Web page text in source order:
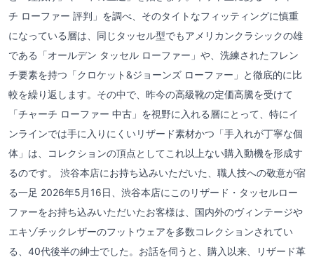
チ ローファー 評判」を調べ、そのタイトなフィッティングに慎重
になっている層は、同じタッセル型でもアメリカンクラシックの雄
である「オールデン タッセル ローファー」や、洗練されたフレン
チ要素を持つ「クロケット&ジョーンズ ローファー」と徹底的に比
較を繰り返します。その中で、昨今の高級靴の定価高騰を受けて
「チャーチ ローファー 中古」を視野に入れる層にとって、特にイ
ンラインでは手に入りにくいリザード素材かつ「手入れが丁寧な個
体」は、コレクションの頂点としてこれ以上ない購入動機を形成す
るのです。 渋谷本店にお持ち込みいただいた、職人技への敬意が宿
る一足 2026年5月16日、渋谷本店にこのリザード・タッセルロー
ファーをお持ち込みいただいたお客様は、国内外のヴィンテージや
エキゾチックレザーのフットウェアを多数コレクションされてい
る、40代後半の紳士でした。お話を伺うと、購入以来、リザード革